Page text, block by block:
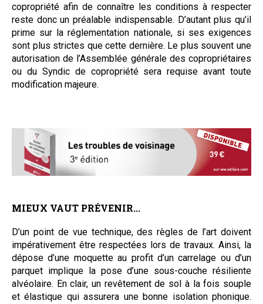
copropriété afin de connaître les conditions à respecter
reste donc un préalable indispensable. D’autant plus qu’il
prime sur la réglementation nationale, si ses exigences
sont plus strictes que cette dernière. Le plus souvent une
autorisation de l’Assemblée générale des copropriétaires
ou du Syndic de copropriété sera requise avant toute
modification majeure.
MIEUX VAUT PRÉVENIR...
D’un point de vue technique, des règles de l’art doivent
impérativement être respectées lors de travaux. Ainsi, la
dépose d’une moquette au profit d’un carrelage ou d’un
parquet implique la pose d’une sous-couche résiliente
alvéolaire. En clair, un revêtement de sol à la fois souple
et élastique qui assurera une bonne isolation phonique.